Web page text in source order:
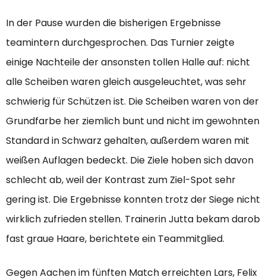
In der Pause wurden die bisherigen Ergebnisse
teamintern durchgesprochen. Das Turnier zeigte
einige Nachteile der ansonsten tollen Halle auf: nicht
alle Scheiben waren gleich ausgeleuchtet, was sehr
schwierig für Schützen ist. Die Scheiben waren von der
Grundfarbe her ziemlich bunt und nicht im gewohnten
Standard in Schwarz gehalten, außerdem waren mit
weißen Auflagen bedeckt. Die Ziele hoben sich davon
schlecht ab, weil der Kontrast zum Ziel-Spot sehr
gering ist. Die Ergebnisse konnten trotz der Siege nicht
wirklich zufrieden stellen. Trainerin Jutta bekam darob
fast graue Haare, berichtete ein Teammitglied.
Gegen Aachen im fünften Match erreichten Lars, Felix